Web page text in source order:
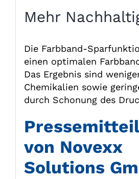
Mehr
Die Farbband-
einen optimalen
Das Ergebnis sind
Chemikalien sowie
durch Schonung des
von Novexx
Solutions